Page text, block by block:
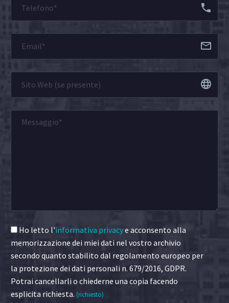
Ho letto l'informativa privacye acconsento alla
memorizzazione dei miei dati nel vostro archivio
secondo quanto stabilito dal regolamento europeo per
la protezione dei dati personali n. 679/2016, GDPR.
Potrai cancellarli o chiederne una copia facendo
esplicita richiesta. (richiesto)